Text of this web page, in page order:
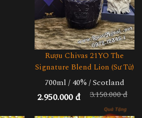
Rượu Chivas 21YO The
Signature Blend Lion (Sư Tử)
700ml / 40% / Scotland
3.150.000 đ
2.950.000 đ